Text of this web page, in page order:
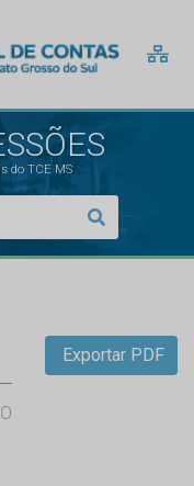
do TCE MS
Exportar PDF